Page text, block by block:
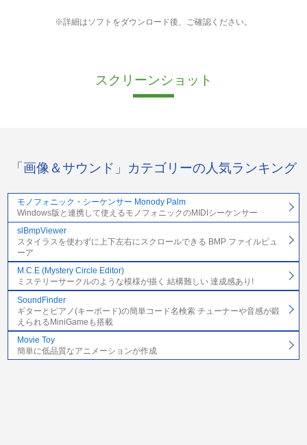
※詳細はソフトをダウンロード後、ご確認ください。
スクリーンショット
「画像＆サウンド」カテゴリーの人気ランキング
モノフォニック・シーケンサー Monody Palm
Windows版と連携して使えるモノフォニックのMIDIシーケンサー
slBmpViewer
スタイラスを使わずに上下左右にスクロールできる BMP ファイルビュ
ーア
M.C.E (Mystery Circle Editor)
ミステリーサークルのような模様が描く 結構難しい 達成感あり!
SoundFinder
ギターとピアノ(キーボード)の簡単コード名検索 チューナーや音感が鍛
えられるMiniGameも搭載
Movie Toy
簡単に低品質なアニメーションが作成